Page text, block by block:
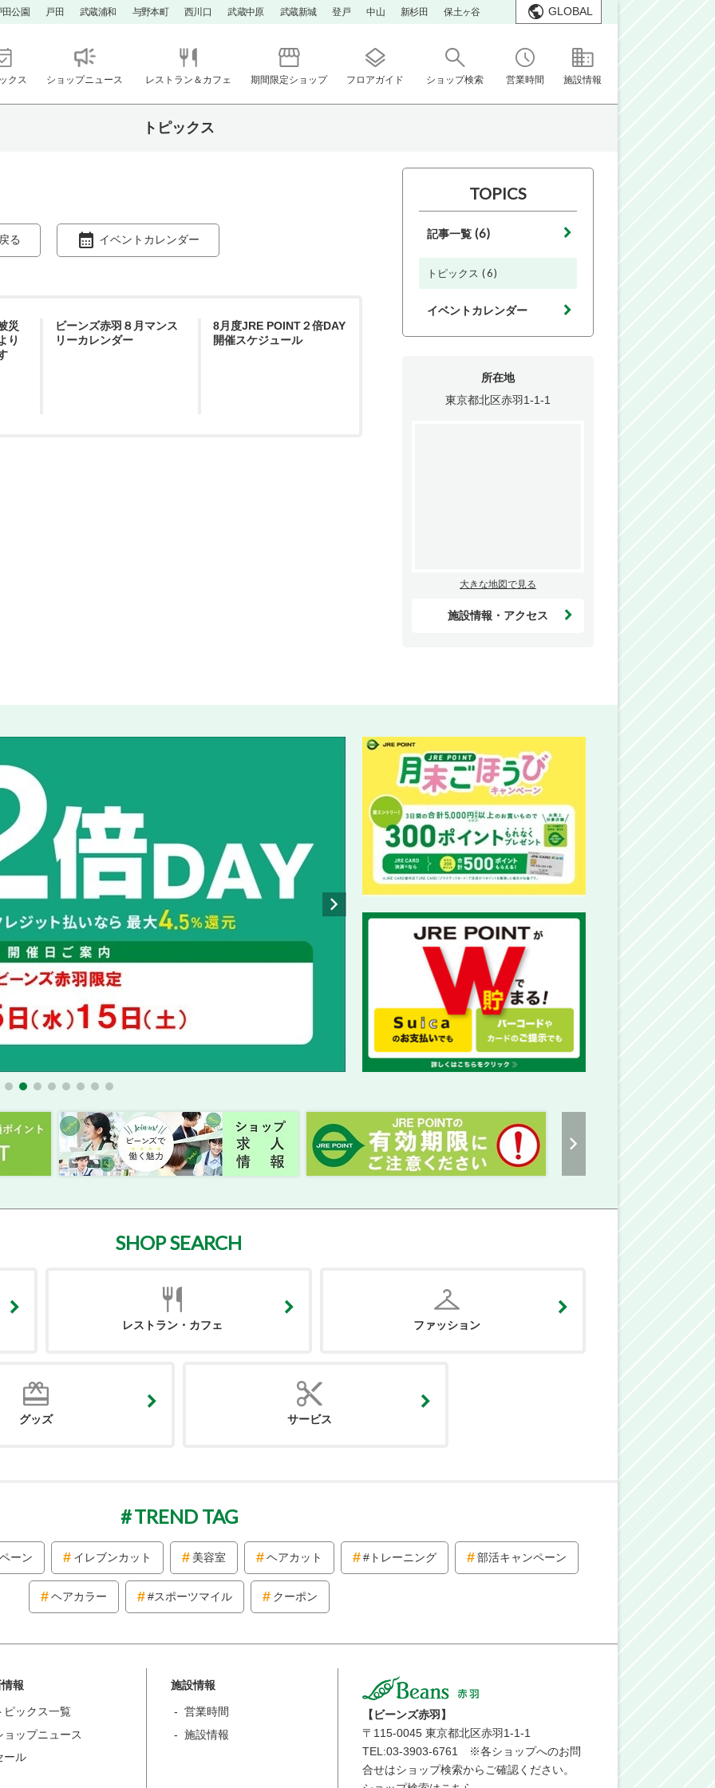
田公園 戸田 武蔵浦和 与野本町 西川口 武蔵中原 武蔵新城 登戸 中山 新杉田 保土ヶ谷 GLOBAL
クス ショップニュース レストラン＆カフェ 期間限定ショップ フロアガイド ショップ検索 営業時間 施設情報
トピックス
る イベントカレンダー
災
り
ビーンズ赤羽８月マンス
リーカレンダー
8月度JRE POINT２倍DAY
開催スケジュール
TOPICS
記事一覧 (6)
トピックス (6)
イベントカレンダー
所在地
東京都北区赤羽1-1-1
大きな地図で見る
施設情報・アクセス
SHOP SEARCH
レストラン・カフェ ファッション
グッズ サービス
TREND TAG
ーン イレブンカット 美容室 ヘアカット #トレーニング 部活キャンペーン
ヘアカラー #スポーツマイル クーポン
報
ピックス一覧
ョップニュース
ール
施設情報
営業時間
施設情報
【ビーンズ赤羽】
〒 115-0045 東京都北区赤羽1-1-1
TEL:03-3903-6761 ※各ショップへのお問
合せはショップ検索からご確認ください。